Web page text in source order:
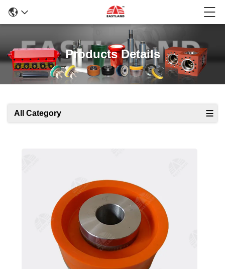
Products Details
All Category